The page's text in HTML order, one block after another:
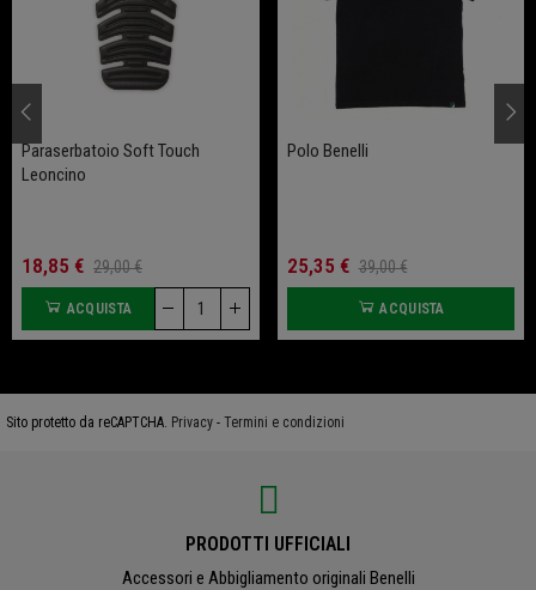
Paraserbatoio Soft Touch
Leoncino
18,85 € 29,00 €
ACQUISTA
Polo Benelli
25,35 € 39,00 €
ACQUISTA
Sito protetto da reCAPTCHA. Privacy - Termini e condizioni
PRODOTTI UFFICIALI
Accessori e Abbigliamento originali Benelli